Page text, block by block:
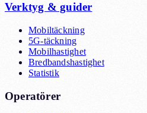
Verktyg & guider
Mobiltäckning
5G-täckning
Mobilhastighet
Bredbandshastighet
Statistik
Operatörer